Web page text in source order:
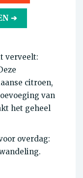
➔
verveelt:
citroen,
van
het geheel
overdag: